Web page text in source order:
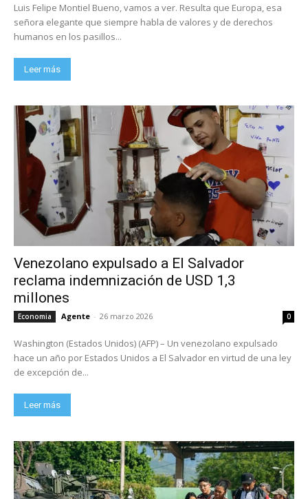
Luis Felipe Montiel Bueno, vamos a ver. Resulta que Europa, esa
señora elegante que siempre habla de valores y de derechos
humanos en los pasillos...
Leer más
Venezolano expulsado a El Salvador
reclama indemnización de USD 1,3
millones
Economia Agente - 26 marzo 2026 0
Washington (Estados Unidos) (AFP) – Un venezolano expulsado
hace un año por Estados Unidos a El Salvador en virtud de una ley
de excepción de...
Leer más